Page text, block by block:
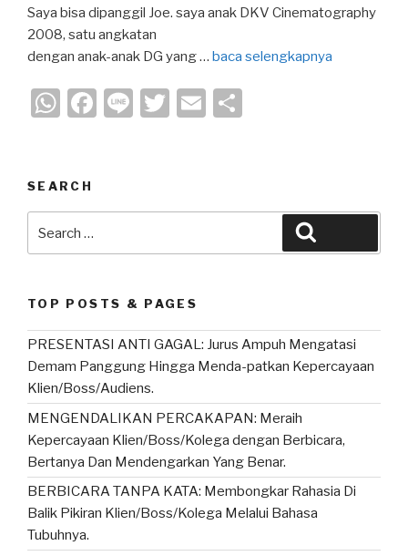
Saya bisa dipanggil Joe. saya anak DKV Cinematography
2008, satu angkatan
dengan anak-anak DG yang … baca selengkapnya
W
s
A
p
F
b
o
k
Li T
E
SEARCH
for:
TOP POSTS & PAGES
PRESENTASI ANTI GAGAL: Jurus Ampuh Mengatasi
Demam Panggung Hingga Menda-patkan Kepercayaan
Klien/Boss/Audiens.
MENGENDALIKAN PERCAKAPAN: Meraih
Kepercayaan Klien/Boss/Kolega dengan Berbicara,
Bertanya Dan Mendengarkan Yang Benar.
BERBICARA TANPA KATA: Membongkar Rahasia Di
Balik Pikiran Klien/Boss/Kolega Melalui Bahasa
Tubuhnya.